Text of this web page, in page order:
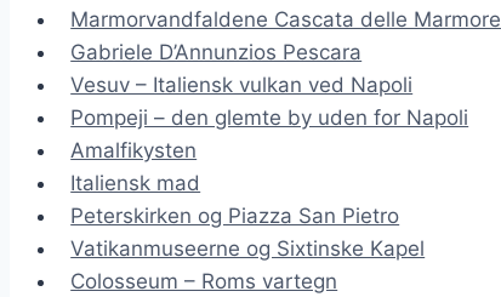
Marmorvandfaldene Cascata delle Marmore
Gabriele D’Annunzios Pescara
Vesuv – Italiensk vulkan ved Napoli
Pompeji – den glemte by uden for Napoli
Amalfikysten
Italiensk mad
Peterskirken og Piazza San Pietro
Vatikanmuseerne og Sixtinske Kapel
Colosseum – Roms vartegn